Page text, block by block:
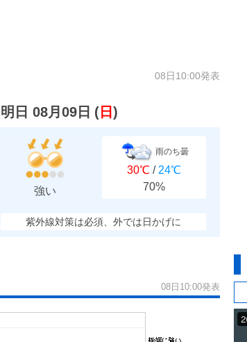
08日10:00発表
明日 08月09日 ( 日 )
強い
雨のち曇
30℃ / 24℃
70%
紫外線対策は必須、外では日かげに
08日10:00発表